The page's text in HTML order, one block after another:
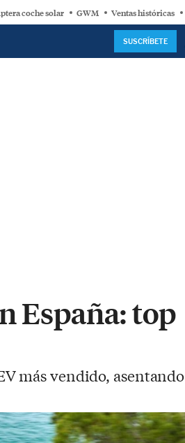
coche solar GWM Ventas históricas
SUSCRÍBETE
España: top
más vendido, asentando